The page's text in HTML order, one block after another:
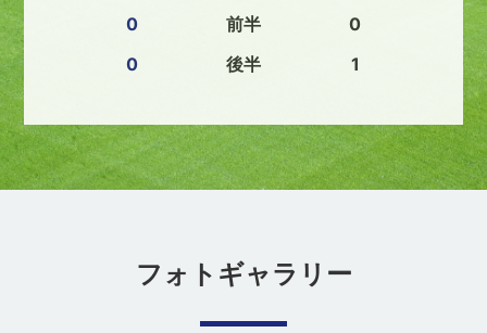
0
0
前半
後半
0
1
フォトギャラリー